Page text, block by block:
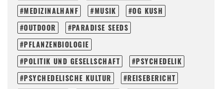
MEDIZINALHANF
MUSIK
OG KUSH
OUTDOOR
PARADISE SEEDS
PFLANZENBIOLOGIE
POLITIK UND GESELLSCHAFT
PSYCHEDELIK
PSYCHEDELISCHE KULTUR
REISEBERICHT